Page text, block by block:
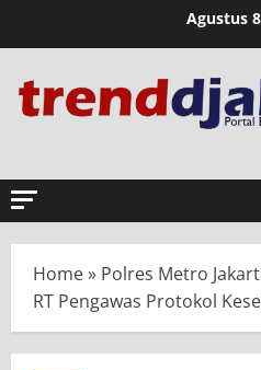
Agustus
Home» Polres Metro
RT Pengawas Protokol